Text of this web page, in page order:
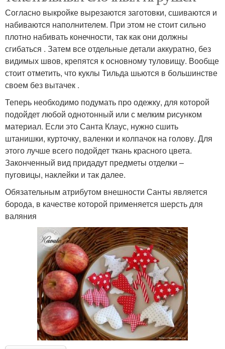
Согласно выкройке вырезаются заготовки, сшиваются и
набиваются наполнителем. При этом не стоит сильно
плотно набивать конечности, так как они должны
сгибаться . Затем все отдельные детали аккуратно, без
видимых швов, крепятся к основному туловищу. Вообще
стоит отметить, что куклы Тильда шьются в большинстве
своем без вытачек .
Теперь необходимо подумать про одежку, для которой
подойдет любой однотонный или с мелким рисунком
материал. Если это Санта Клаус, нужно сшить
штанишки, курточку, валенки и колпачок на голову. Для
этого лучше всего подойдет ткань красного цвета.
Законченный вид придадут предметы отделки –
пуговицы, наклейки и так далее.
Обязательным атрибутом внешности Санты является
борода, в качестве которой применяется шерсть для
валяния